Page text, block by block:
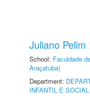
Juliano Pelim
School: Faculdade
Araçatuba)
Department:
INFANTIL E SOCIAL